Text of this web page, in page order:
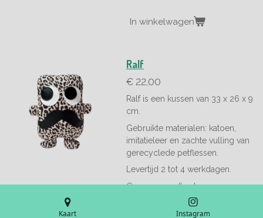
In winkelwagen
Ralf
€ 22,00
Ralf is een kussen van 33 x 26 x 9
cm.
Gebruikte materialen: katoen,
imitatieleer en zachte vulling van
gerecyclede petflessen.
Levertijd 2 tot 4 werkdagen.
Geen verzendkosten.
Kaart
Instagram